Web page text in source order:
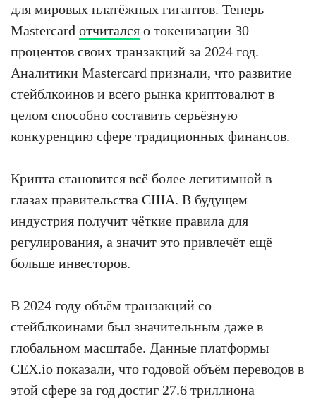
для мировых платёжных гигантов. Теперь
Mastercard отчитался о токенизации 30
процентов своих транзакций за 2024 год.
Аналитики Mastercard признали, что развитие
стейблкоинов и всего рынка криптовалют в
целом способно составить серьёзную
конкуренцию сфере традиционных финансов.
Крипта становится всё более легитимной в
глазах правительства США. В будущем
индустрия получит чёткие правила для
регулирования, а значит это привлечёт ещё
больше инвесторов.
В 2024 году объём транзакций со
стейблкоинами был значительным даже в
глобальном масштабе. Данные платформы
CEX.io показали, что годовой объём переводов в
этой сфере за год достиг 27.6 триллиона